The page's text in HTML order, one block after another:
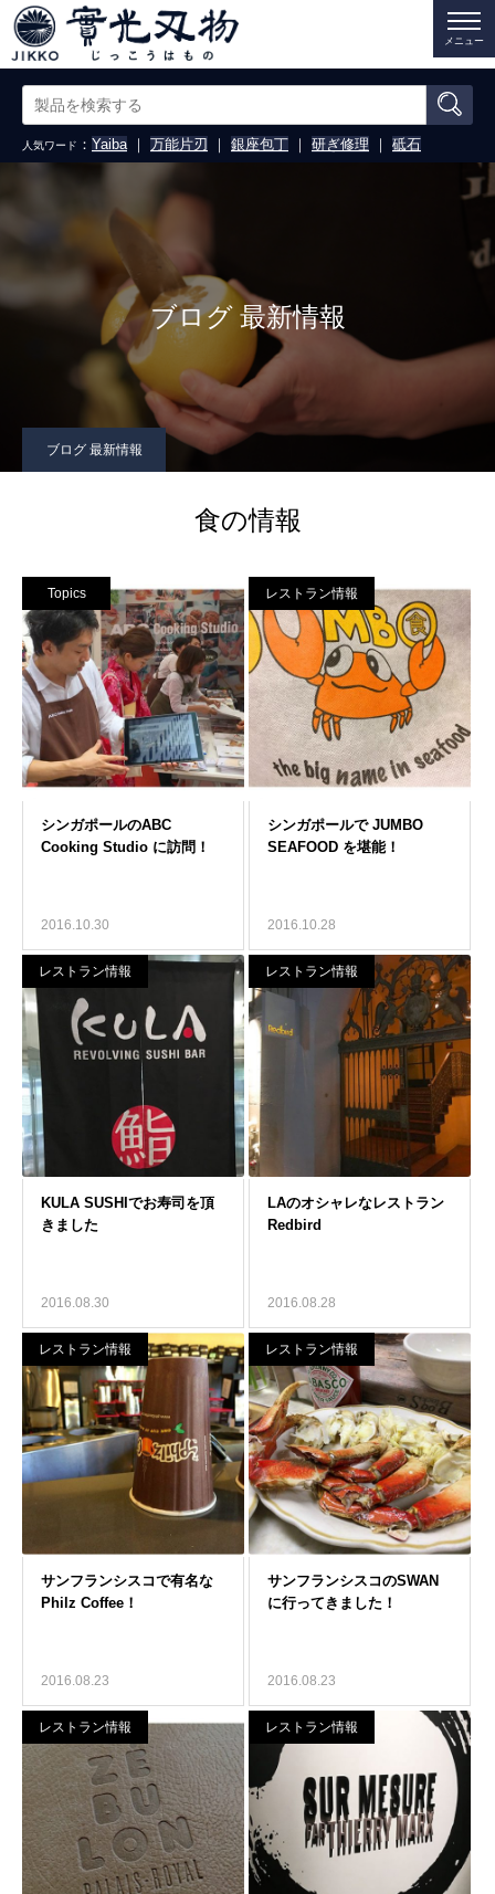
メニュー
人気ワード ： Yaiba｜ 万能片刃 ｜ 銀座包丁 ｜ 研ぎ修理 ｜ 砥石
ブログ 最新情報
ブログ 最新情報
食の情報
Topics
2016.10.30
レストラン情報
2016.10.28
レストラン情報
2016.08.30
レストラン情報
2016.08.28
レストラン情報
2016.08.23
レストラン情報
2016.08.23
レストラン情報 レストラン情報